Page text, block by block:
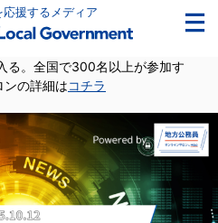
援するメディア
る。全国で300名以上が参加す
ンの詳細はコチラ